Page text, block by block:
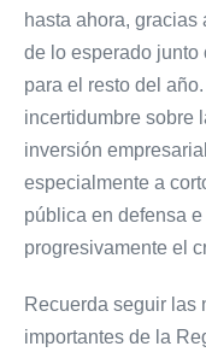
hasta ahora, gracias
de lo esperado junto
para el resto del
incertidumbre sobre
inversión
especialmente a
pública en defensa
progresivamente el
Recuerda seguir las
importantes de la